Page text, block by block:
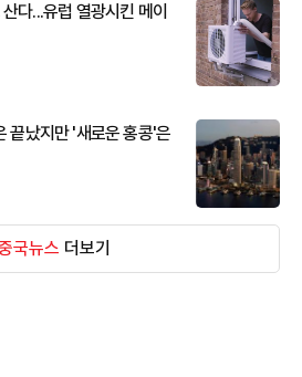
다...유럽 열광시킨 메이
끝났지만 '새로운 홍콩'은
국뉴스 더보기